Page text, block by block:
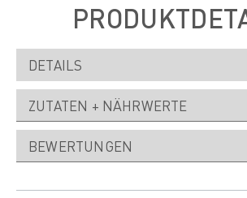
DETAILS
ZUTATEN + NÄHRWERTE
BEWERTUNGEN